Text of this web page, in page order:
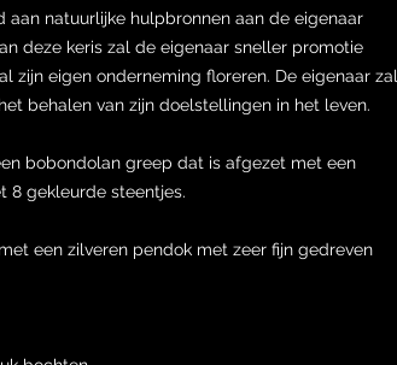
aan natuurlijke hulpbronnen aan de eigenaar
deze keris zal de eigenaar sneller promotie
zijn eigen onderneming floreren. De eigenaar zal
behalen van zijn doelstellingen in het leven.
bobondolan greep dat is afgezet met een
8 gekleurde steentjes.
een zilveren pendok met zeer fijn gedreven